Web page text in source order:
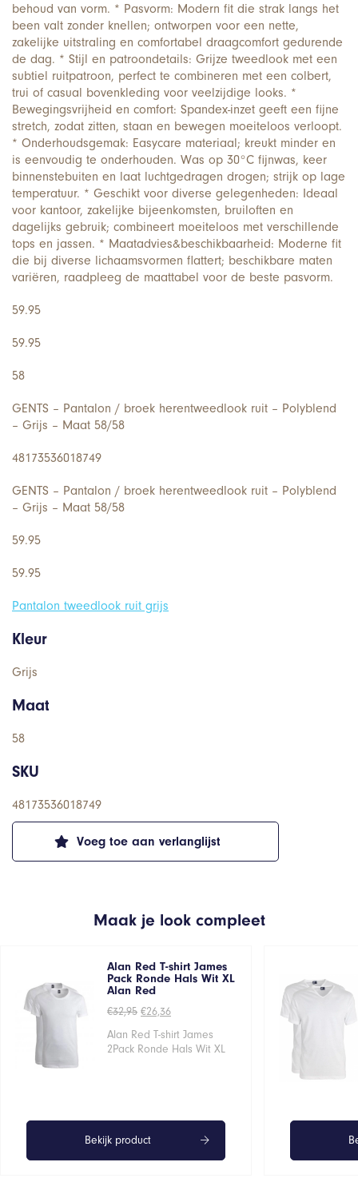
Voeg toe aan verlanglijst
behoud van vorm. * Pasvorm: Modern fit die strak langs het
been valt zonder knellen; ontworpen voor een nette,
zakelijke uitstraling en comfortabel draagcomfort gedurende
de dag. * Stijl en patroondetails: Grijze tweedlook met een
subtiel ruitpatroon, perfect te combineren met een colbert,
trui of casual bovenkleding voor veelzijdige looks. *
Bewegingsvrijheid en comfort: Spandex-inzet geeft een fijne
stretch, zodat zitten, staan en bewegen moeiteloos verloopt.
* Onderhoudsgemak: Easycare materiaal; kreukt minder en
is eenvoudig te onderhouden. Was op 30°C fijnwas, keer
binnenstebuiten en laat luchtgedragen drogen; strijk op lage
temperatuur. * Geschikt voor diverse gelegenheden: Ideaal
voor kantoor, zakelijke bijeenkomsten, bruiloften en
dagelijks gebruik; combineert moeiteloos met verschillende
tops en jassen. * Maatadvies&beschikbaarheid: Moderne fit
die bij diverse lichaamsvormen flattert; beschikbare maten
variëren, raadpleeg de maattabel voor de beste pasvorm.
59.95
59.95
58
GENTS – Pantalon / broek herentweedlook ruit – Polyblend
– Grijs – Maat 58/58
48173536018749
GENTS – Pantalon / broek herentweedlook ruit – Polyblend
– Grijs – Maat 58/58
59.95
59.95
Pantalon tweedlook ruit grijs
Kleur
Grijs
Maat
58
SKU
48173536018749
Maak je look compleet
Alan Red T-shirt James
Pack Ronde Hals Wit XL
Alan Red
€32,95 Oorspronkelijke
was:
€32,95.
€26,36Huidige
is:
€26,36.
Alan Red T-shirt James
2Pack Ronde Hals Wit XL
Bekijk product